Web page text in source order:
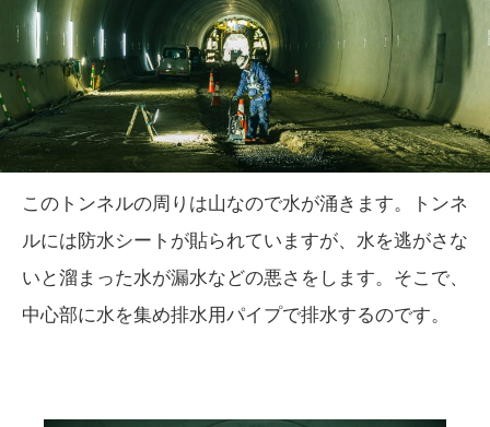
このトンネルの周りは山なので水が涌きます。トンネ
ルには防水シートが貼られていますが、水を逃がさな
いと溜まった水が漏水などの悪さをします。そこで、
中心部に水を集め排水用パイプで排水するのです。